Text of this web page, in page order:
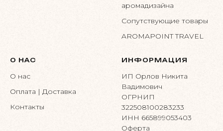
аромадизайна
Сопутствующие товары
AROMAPOINT TRAVEL
О НАС
О нас
Оплата | Доставка
Контакты
ИНФОРМАЦИЯ
ИП Орлов Никита
Вадимович
ОГРНИП
322508100283233
ИНН 665899053403
Оферта